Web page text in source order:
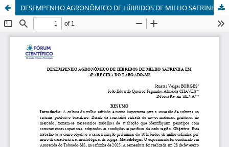
DESEMPENHO AGRONÔMICO DE HÍBRIDOS DE MILHO SAFRINHA EM APARECIDA DO TABOADO-MS